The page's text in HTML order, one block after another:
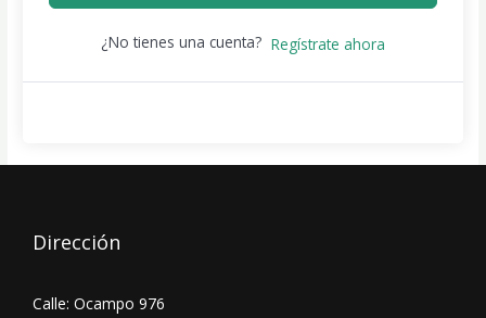
¿No tienes una cuenta? Regístrate ahora
Dirección
Calle: Ocampo 976